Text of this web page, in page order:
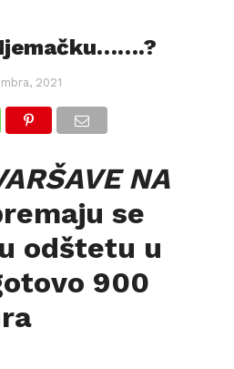
2021
NA
se
odštetu u
900